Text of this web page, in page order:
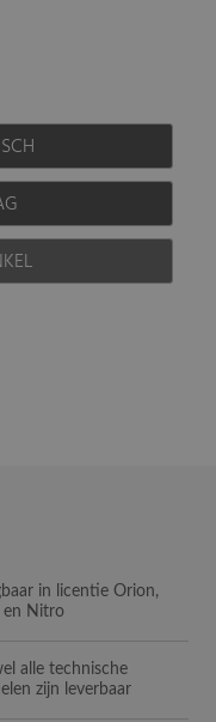
in licentie Orion,
en Nitro
alle technische
zijn leverbaar